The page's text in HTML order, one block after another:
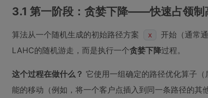
3.1 第一阶段：贪婪下降——快速占领制
算法从一个随机生成的初始路径方案 x
开始（通常
LAHC的随机游走，而是执行一个贪婪下降过程。
这个过程在做什么？ 它使用一组确定的路径优化算子
能的移动（例如，将一个客户点插入到同一条路径的